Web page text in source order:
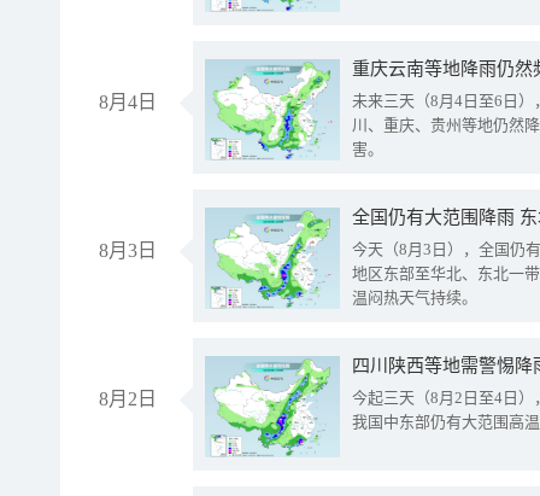
8月4日
重庆云南等地降雨仍然
未来三天（8月4日至6日
川、重庆、贵州等地仍然
害。
8月3日
全国仍有大范围降雨
今天（8月3日），全国仍
地区东部至华北、东北一
温闷热天气持续。
8月2日
今起三天（8月2日至4日
我国中东部仍有大范围高